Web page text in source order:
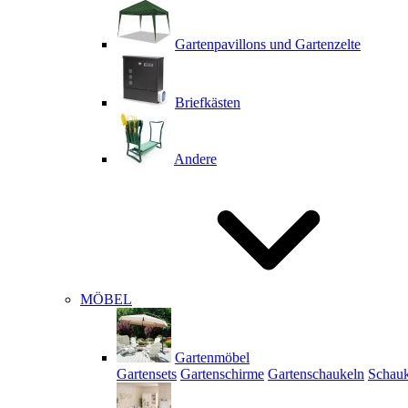
Gartenpavillons und Gartenzelte
Briefkästen
Andere
MÖBEL
Gartenmöbel
Gartensets Gartenschirme Gartenschaukeln